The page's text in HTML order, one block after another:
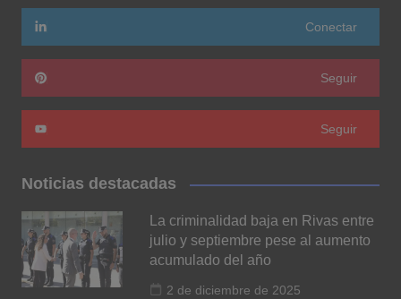
Conectar
Seguir
Seguir
Noticias destacadas
La criminalidad baja en Rivas entre
julio y septiembre pese al aumento
acumulado del año
2 de diciembre de 2025